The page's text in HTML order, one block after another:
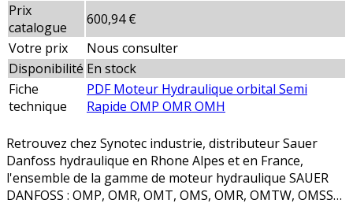
Prix
catalogue
600,94 €
Votre prix
Nous consulter
Disponibilité En stock
Fiche
technique
PDF Moteur Hydraulique orbital Semi
Rapide OMP OMR OMH
Retrouvez chez Synotec industrie, distributeur Sauer
Danfoss hydraulique en Rhone Alpes et en France,
l'ensemble de la gamme de moteur hydraulique SAUER
DANFOSS : OMP, OMR, OMT, OMS, OMR, OMTW, OMSS…